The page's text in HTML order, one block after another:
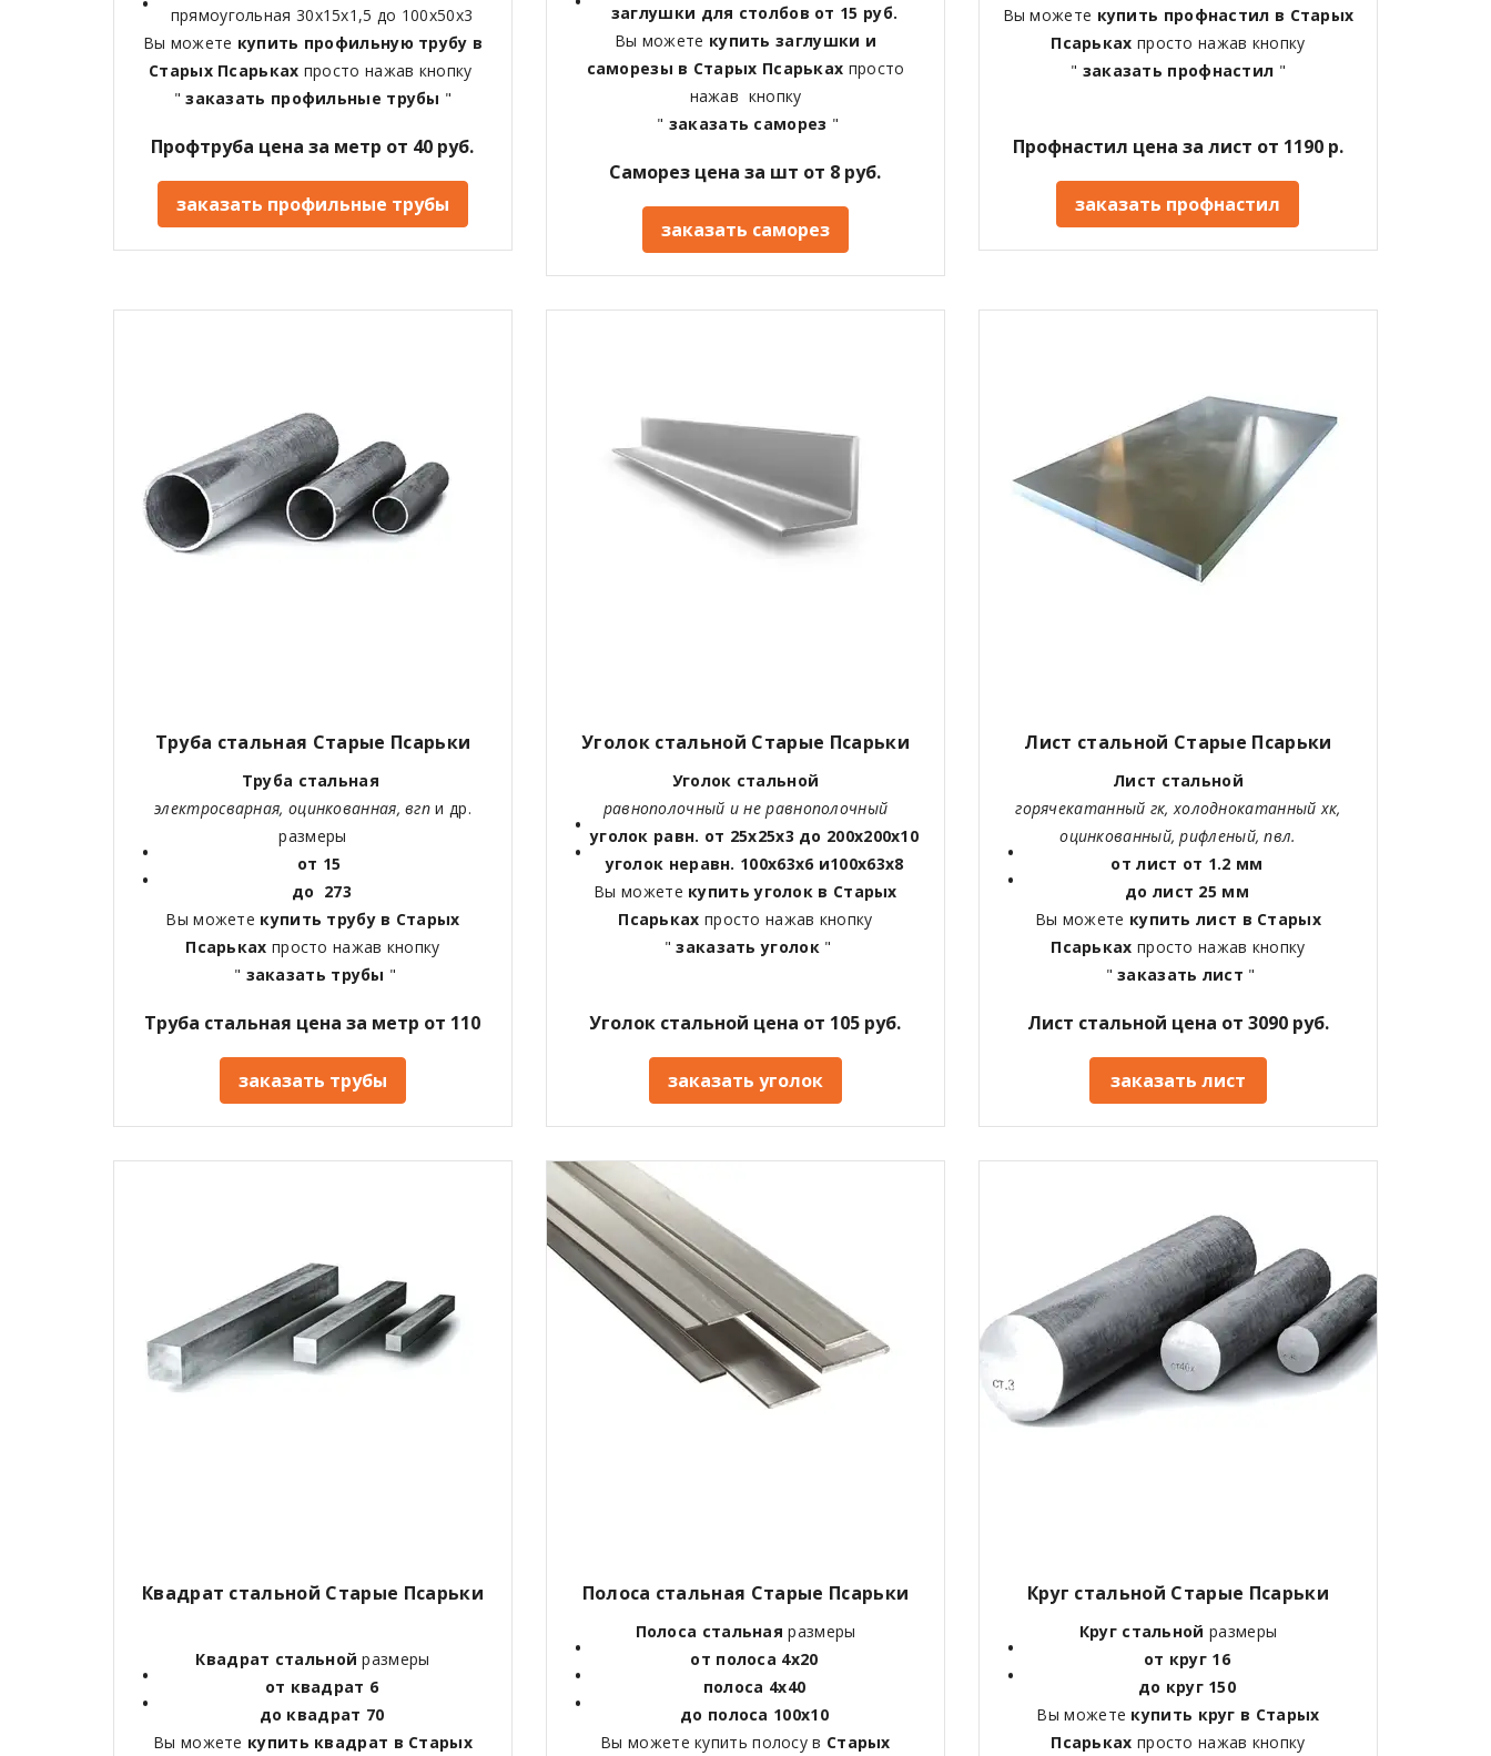
прямоугольная 30х15х1,5 до 100х50х3
Вы можете купить профильную трубу в
Старых Псарьках просто нажав кнопку
"заказать профильные трубы "
Профтруба цена за метр от 40 руб.
заказать профильные трубы
заглушки для столбов от 15 руб.
Вы можете купить заглушки и
саморезы в Старых Псарьках просто
нажав кнопку
" заказать саморез "
Саморез цена за шт от 8 руб.
заказать саморез
Вы можете купить профнастил в Старых
Псарьках просто нажав кнопку
" заказать профнастил "
Профнастил цена за лист от 1190 р.
заказать профнастил
Труба стальная Старые Псарьки
Труба стальная
электросварная, оцинкованная, вгпи др.
размеры
от 15
до 273
Вы можете купить трубу в Старых
Псарьках просто нажав кнопку
" заказать трубы "
Труба стальная цена за метр от 110
заказать трубы
Уголок стальной Старые Псарьки
Уголок стальной
равнополочный и не равнополочный
уголок равн. от 25х25х3 до 200х200х10
уголок неравн. 100х63х6 и100х63х8
Вы можете купить уголок в Старых
Псарьках просто нажав кнопку
" заказать уголок"
Уголок стальной цена от 105 руб.
заказать уголок
Лист стальной Старые Псарьки
Лист стальной
горячекатанный гк, холоднокатанный хк,
оцинкованный, рифленый, пвл.
от лист от 1.2 мм
до лист 25 мм
Вы можете купить лист в Старых
Псарьках просто нажав кнопку
"заказать лист "
Лист стальной цена от 3090 руб.
заказать лист
Квадрат стальной Старые Псарьки
Квадрат стальной размеры
от квадрат 6
до квадрат 70
Вы можете купить квадрат в Старых
Полоса стальная Старые Псарьки
Полоса стальная размеры
от полоса 4х20
полоса 4х40
до полоса 100х10
Вы можете купить полосу в Старых
Круг стальной Старые Псарьки
Круг стальной размеры
от круг 16
до круг 150
Вы можете купить круг в Старых
Псарьках просто нажав кнопку